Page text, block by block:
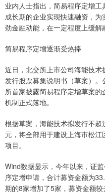
业内人士指出，简易程序定增
成长期的企业实现快速融资，
劲金融动能，在一定程度上缓解
简易程序定增逐渐受热捧
近日，北交所上市公司海能技
发行股票募集说明书（草案）
所首家披露简易程序定增草案
机制正式落地。
根据草案，海能技术拟发行不
元，将全部用于建设上海市松
项目。
Wind数据显示，今年以来，证
序定增申请，合计募资金额为
期的8家增加了5家，募资金额